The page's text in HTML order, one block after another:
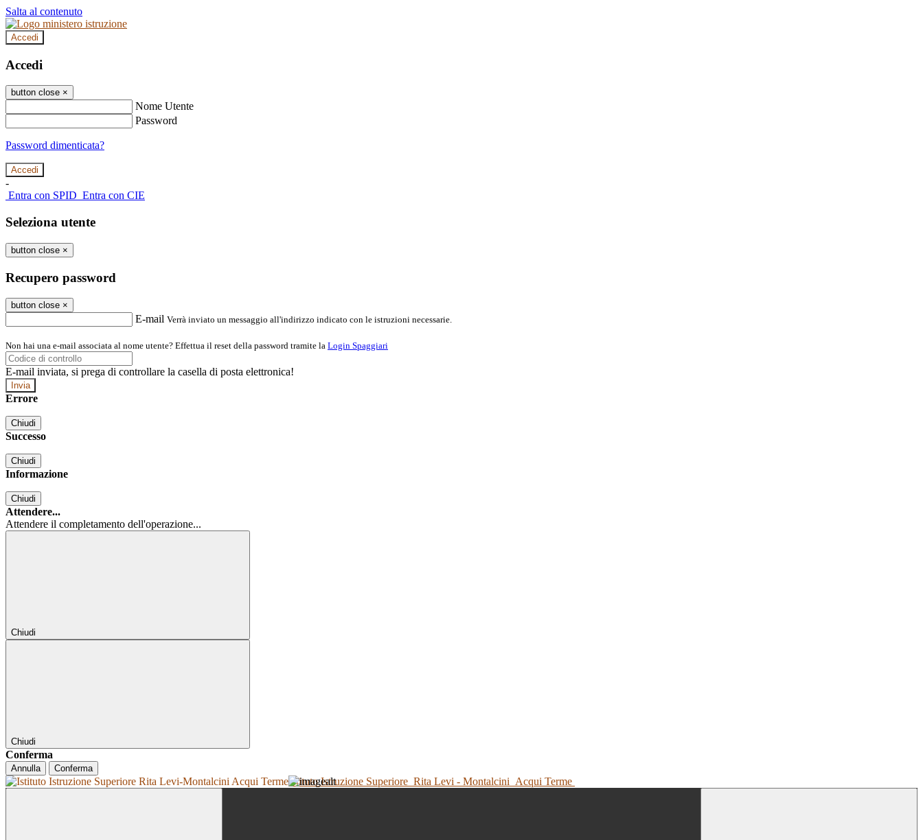
Salta al contenuto
Accedi
Accedi
button close ×
Nome Utente
Password
Password dimenticata?
-
Entra con SPID Entra con CIE
Seleziona utente
button close ×
Recupero password
button close ×
E-mail Verrà inviato un messaggio all'indirizzo indicato con le istruzioni necessarie.
Non hai una e-mail associata al nome utente? Effettua il reset della password tramite la Login Spaggiari
E-mail inviata, si prega di controllare la casella di posta elettronica!
Errore
Chiudi
Successo
Chiudi
Informazione
Chiudi
Attendere...
Attendere il completamento dell'operazione...
Chiudi
Chiudi
Conferma
Annulla Conferma
Istituto Istruzione Superiore Rita Levi - Montalcini Acqui Terme